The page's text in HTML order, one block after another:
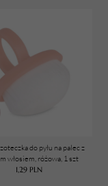
do pyłu na palec z
włosiem, różowa, 1 szt
1,29 PLN